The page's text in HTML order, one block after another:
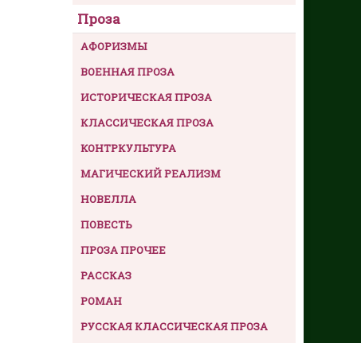
Проза
АФОРИЗМЫ
ВОЕННАЯ ПРОЗА
ИСТОРИЧЕСКАЯ ПРОЗА
КЛАССИЧЕСКАЯ ПРОЗА
КОНТРКУЛЬТУРА
МАГИЧЕСКИЙ РЕАЛИЗМ
НОВЕЛЛА
ПОВЕСТЬ
ПРОЗА ПРОЧЕЕ
РАССКАЗ
РОМАН
РУССКАЯ КЛАССИЧЕСКАЯ ПРОЗА